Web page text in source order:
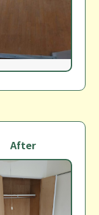
After